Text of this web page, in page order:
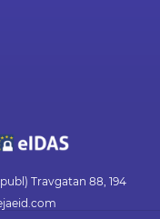
Travgatan 88, 194